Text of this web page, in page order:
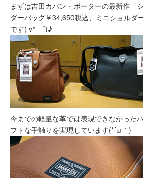
まずは吉田カバン・ポーターの最新作「
ダーバッグ￥34,650税込、ミニショルダ
です( v^-゜)♪
今までの軽量な革では表現できなかった
フトな手触りを実現しています(*´ω｀)